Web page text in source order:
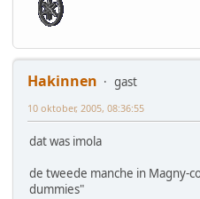
Hakinnen
gast
10 oktober, 2005, 08:36:55
dat was imola
de tweede manche in Magny-
dummies"